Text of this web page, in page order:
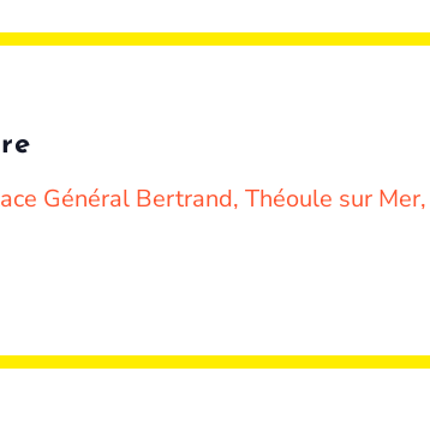
Général Bertrand, Théoule sur Mer,